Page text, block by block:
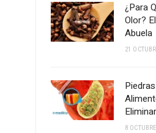
¿Para
Olor?
Abuela
21
8